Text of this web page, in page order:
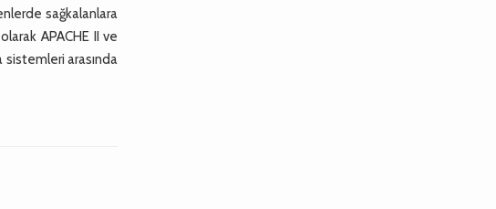
sağkalanlara
APACHE II ve
arasında